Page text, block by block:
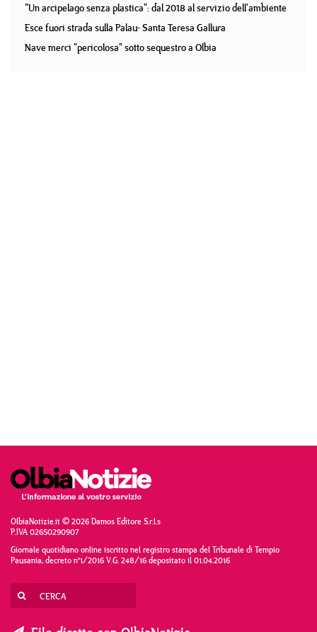
"Un arcipelago senza plastica": dal 2018 al servizio dell'ambiente
Esce fuori strada sulla Palau- Santa Teresa Gallura
Nave merci "pericolosa" sotto sequestro a Olbia
OlbiaNotizie.it © 2026 Damos Editore S.r.l.s
P.IVA 02650290907
Giornale quotidiano online iscritto nel registro stampa del Tribunale di Tempio
Pausania, decreto n°1/2016 V.G. 248/16 depositato il 01.04.2016